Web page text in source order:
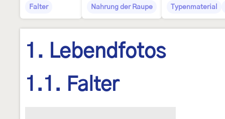
Falter Nahrung der Raupe Typenmaterial
1. Lebendfotos
1.1. Falter